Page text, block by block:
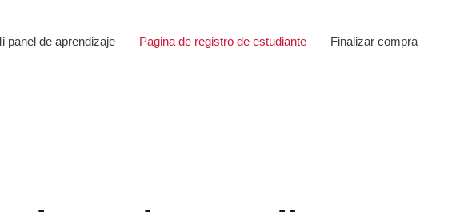
panel de aprendizaje Pagina de registro de estudiante Finalizar compra